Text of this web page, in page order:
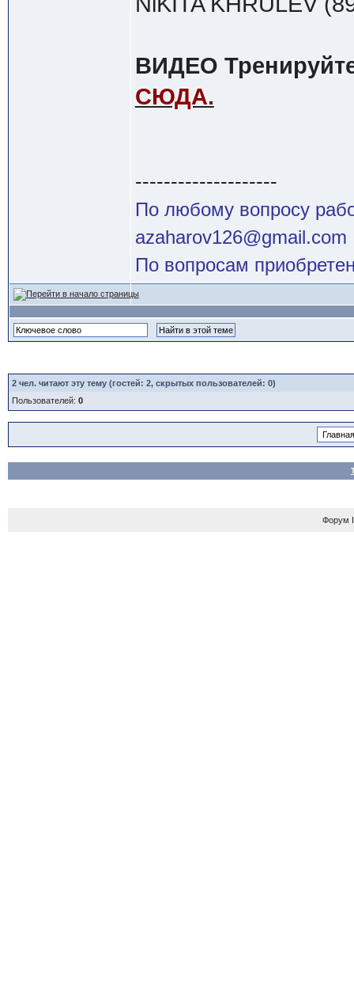
ВИДЕО
СЮДА.
--------------------
По любому вопросу
azaharov126@gmail.com
По вопросам
2чел. читают эту тему (гостей: 2, скрытых пользователей: 0)
Пользователей: 0
Форум